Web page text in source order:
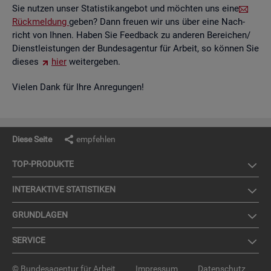
Sie nut­zen unser Sta­tis­tik­an­ge­bot und möch­ten uns eine
Rück­mel­dung geben? Dann freu­en wir uns über eine Nach­
richt von Ihnen. Haben Sie Feed­back zu an­de­ren Be­rei­chen/
Dienst­leis­tun­gen der Bun­des­agen­tur für Ar­beit, so kön­nen Sie
die­ses
hier wei­ter­ge­ben.
Vie­len Dank für Ihre An­re­gun­gen!
Diese Seite empfehlen
TOP-PRO­DUK­TE
IN­TER­AK­TI­VE STA­TIS­TI­KEN
GRUND­LA­GEN
SER­VICE
© Bundesagentur für Arbeit Impressum Datenschutz